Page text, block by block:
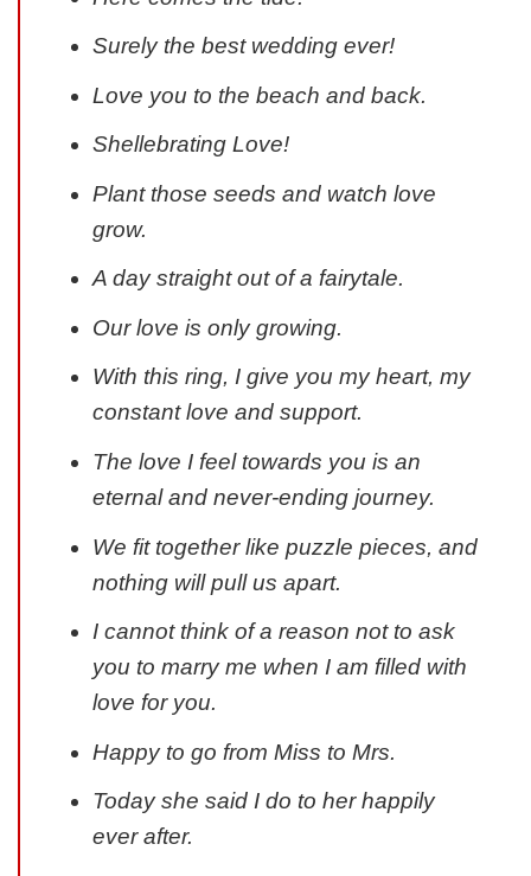
Surely the best wedding ever!
Love you to the beach and back.
Shellebrating Love!
Plant those seeds and watch love
grow.
A day straight out of a fairytale.
Our love is only growing.
With this ring, I give you my heart, my
constant love and support.
The love I feel towards you is an
eternal and never-ending journey.
We fit together like puzzle pieces, and
nothing will pull us apart.
I cannot think of a reason not to ask
you to marry me when I am filled with
love for you.
Happy to go from Miss to Mrs.
Today she said I do to her happily
ever after.